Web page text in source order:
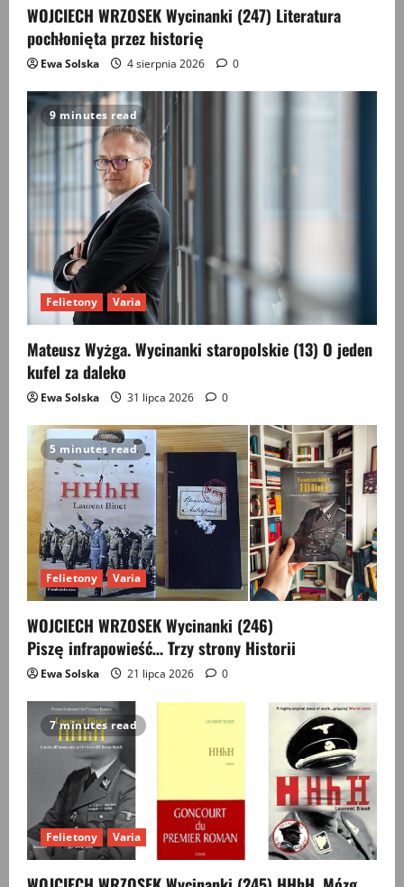
WOJCIECH WRZOSEK Wycinanki (247) Literatura
pochłonięta przez historię
Ewa Solska 4 sierpnia 2026 0
9 minutes read
Felietony Varia
Mateusz Wyżga. Wycinanki staropolskie (13) O jeden
kufel za daleko
Ewa Solska 31 lipca 2026 0
5 minutes read
Felietony Varia
WOJCIECH WRZOSEK Wycinanki (246)
Piszę infrapowieść… Trzy strony Historii
Ewa Solska 21 lipca 2026 0
7 minutes read
Felietony Varia